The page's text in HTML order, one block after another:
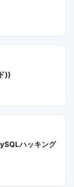
))
ハッキング